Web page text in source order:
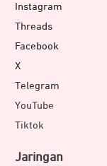
Instagram
Threads
Facebook
X
Telegram
YouTube
Tiktok
Jaringan